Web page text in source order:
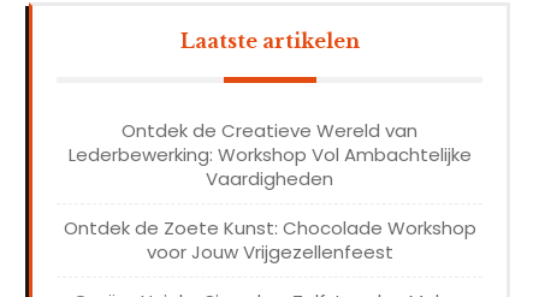
Laatste artikelen
Ontdek de Creatieve Wereld van
Lederbewerking: Workshop Vol Ambachtelijke
Vaardigheden
Ontdek de Zoete Kunst: Chocolade Workshop
voor Jouw Vrijgezellenfeest